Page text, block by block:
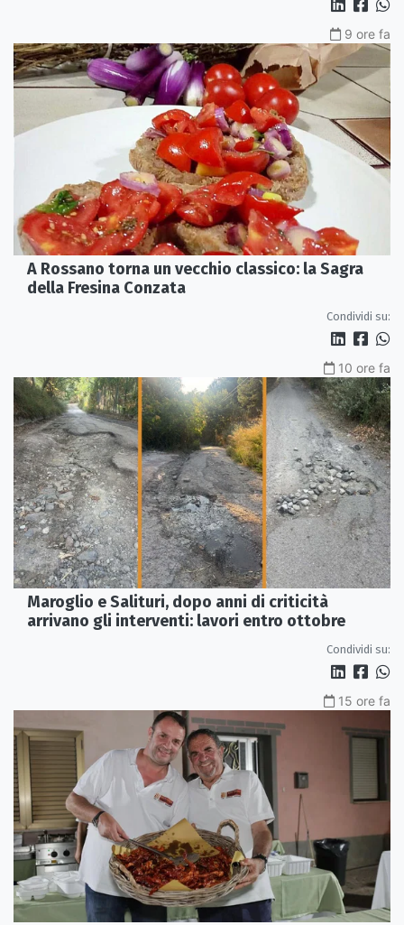
9 ore fa
A Rossano torna un vecchio classico: la Sagra
della Fresina Conzata
Condividi su:
10 ore fa
Maroglio e Salituri, dopo anni di criticità
arrivano gli interventi: lavori entro ottobre
Condividi su:
15 ore fa